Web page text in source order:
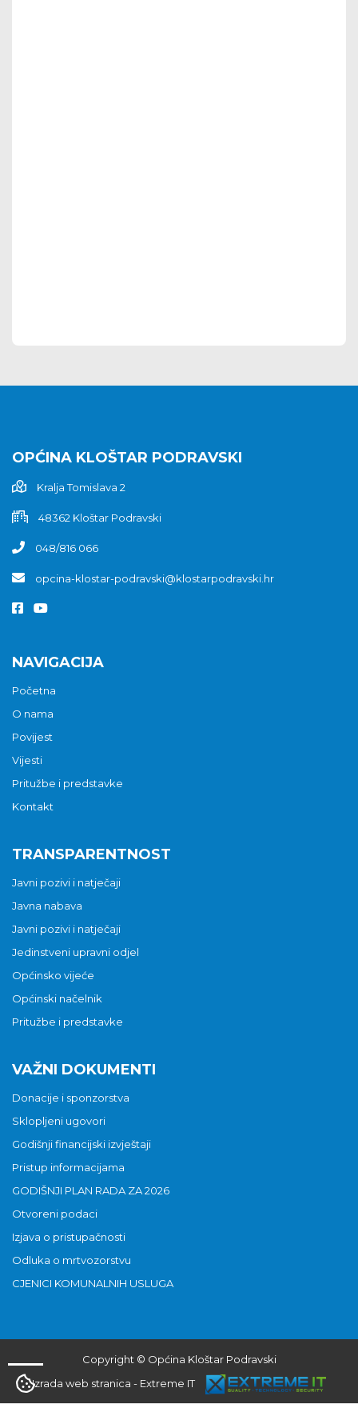
OPĆINA KLOŠTAR PODRAVSKI
Kralja Tomislava 2
48362 Kloštar Podravski
048/816 066
opcina-klostar-podravski@klostarpodravski.hr
NAVIGACIJA
Početna
O nama
Povijest
Vijesti
Pritužbe i predstavke
Kontakt
TRANSPARENTNOST
Javni pozivi i natječaji
Javna nabava
Javni pozivi i natječaji
Jedinstveni upravni odjel
Općinsko vijeće
Općinski načelnik
Pritužbe i predstavke
VAŽNI DOKUMENTI
Donacije i sponzorstva
Sklopljeni ugovori
Godišnji financijski izvještaji
Pristup informacijama
GODIŠNJI PLAN RADA ZA 2026
Otvoreni podaci
Izjava o pristupačnosti
Odluka o mrtvozorstvu
CJENICI KOMUNALNIH USLUGA
Copyright © Općina Kloštar Podravski
Izrada web stranica - Extreme IT